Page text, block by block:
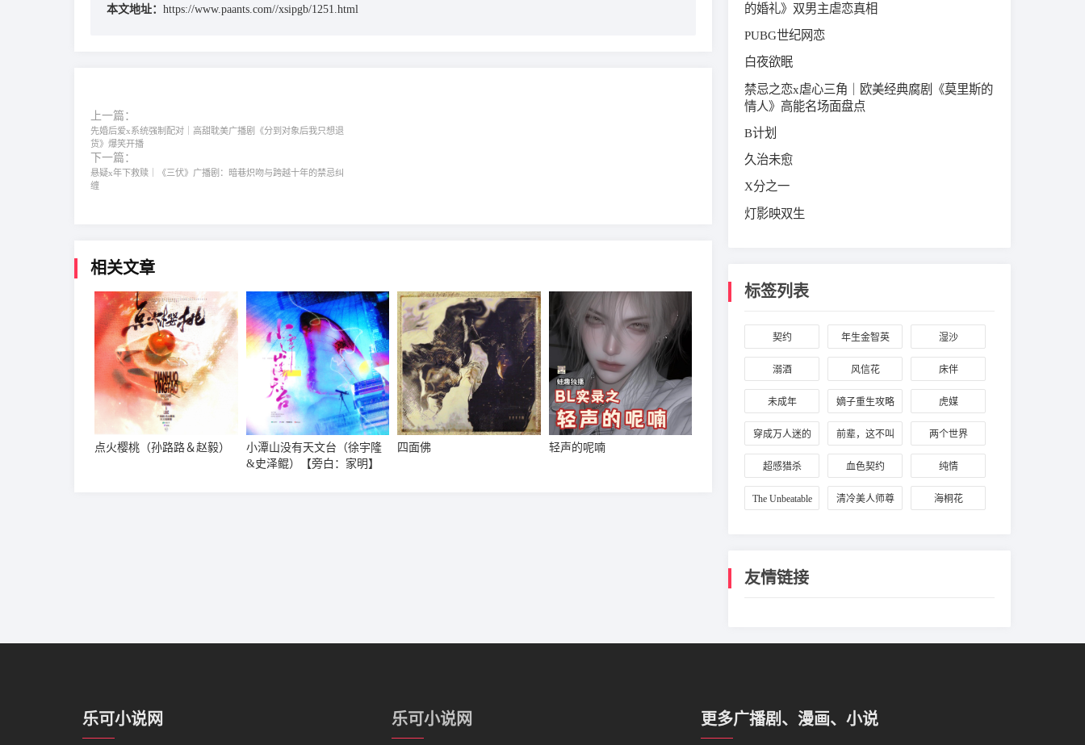
本文地址： https://www.paants.com//xsipgb/1251.html
上一篇：
先婚后爱x系统强制配对｜高甜耽美广播剧《分到对象后我只想退
货》爆笑开播
下一篇：
悬疑x年下救赎｜《三伏》广播剧：暗巷炽吻与跨越十年的禁忌纠
缠
相关文章
点火樱桃（孙路路＆赵毅）
小潭山没有天文台（徐宇隆
&史泽鲲）【旁白：家明】
四面佛 轻声的呢喃
的婚礼》双男主虐恋真相
PUBG世纪网恋
白夜欲眠
禁忌之恋x虐心三角｜欧美经典腐剧《莫里斯的
情人》高能名场面盘点
B计划
久治未愈
X分之一
灯影映双生
标签列表
契约 年生金智英 湿沙
溺酒 风信花 床伴
未成年 嫡子重生攻略 虎媒
穿成万人迷的
炮灰竹马
前辈，这不叫
恋爱！
两个世界
超感猎杀 血色契约 纯情
The Unbeatable 清冷美人师尊 海桐花
友情链接
乐可小说网 乐可小说网 更多广播剧、漫画、小说